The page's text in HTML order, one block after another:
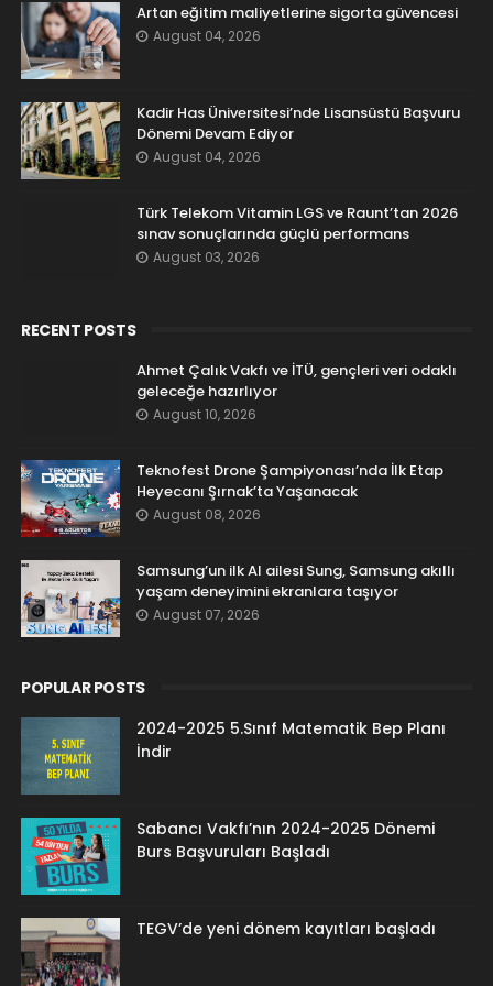
Artan eğitim maliyetlerine sigorta güvencesi
August 04, 2026
Kadir Has Üniversitesi’nde Lisansüstü Başvuru
Dönemi Devam Ediyor
August 04, 2026
Türk Telekom Vitamin LGS ve Raunt’tan 2026
sınav sonuçlarında güçlü performans
August 03, 2026
RECENT POSTS
Ahmet Çalık Vakfı ve İTÜ, gençleri veri odaklı
geleceğe hazırlıyor
August 10, 2026
Teknofest Drone Şampiyonası’nda İlk Etap
Heyecanı Şırnak’ta Yaşanacak
August 08, 2026
Samsung’un ilk AI ailesi Sung, Samsung akıllı
yaşam deneyimini ekranlara taşıyor
August 07, 2026
POPULAR POSTS
2024-2025 5.Sınıf Matematik Bep Planı
İndir
Sabancı Vakfı’nın 2024-2025 Dönemi
Burs Başvuruları Başladı
TEGV’de yeni dönem kayıtları başladı